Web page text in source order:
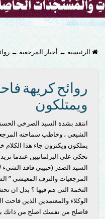
الرئيسية ← أخبار المرجعية ←
روائح كريهة
ويمتلكون
انتقد بشدة السيد الصرخي
الشيعي ، وخاطب سماحته
يملكون ويكنزون جاء هذا
نحكي على البرلمانيين عندما
السيد الصدر (حبيبي فاقد
المرجعيات والترف المعيشي ”
التخمة التي هم فيها ؟ بدل ان
الوكلاء والمعتمدين الذين
فاصلح من نفسك اصلح من ذاتك